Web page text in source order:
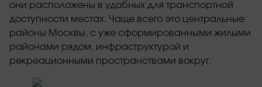
они расположены в удобных для транспортной
доступности местах. Чаще всего это центральные
районы Москвы, с уже сформированными жилыми
районами рядом, инфраструктурой и
рекреационными пространствами вокруг.